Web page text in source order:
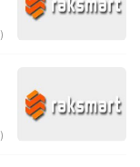
)
)